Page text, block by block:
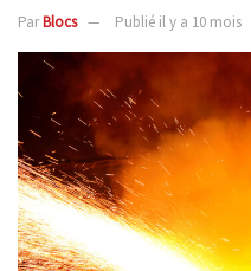
ParBlocs Publié il y a 10 mois